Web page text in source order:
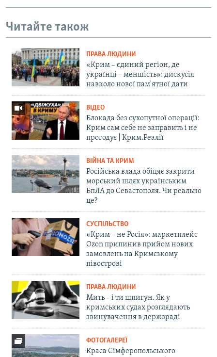
Читайте також
ПРАВА ЛЮДИНИ
«Крим – єдиний регіон, де
українці – меншість»: дискусія
навколо нової пам'ятної дати
ВІДЕО
Блокада без сухопутної операції:
Крим сам себе не заправить і не
прогодує | Крим.Реалії
ВІЙНА ТА КРИМ
Російська влада обіцяє закрити
морський шлях українським
БпЛА до Севастополя. Чи реально
це?
СУСПІЛЬСТВО
«Крим – не Росія»: маркетплейс
Ozon припинив прийом нових
замовлень на Кримському
півострові
ПРАВА ЛЮДИНИ
Мить – і ти шпигун. Як у
кримських судах розглядають
звинувачення в держзраді
ФОТОГАЛЕРЕЇ
Краса Сімферопольського